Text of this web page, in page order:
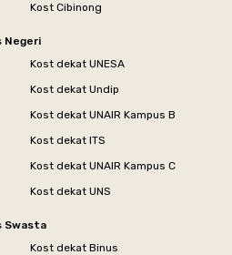
Kost Cibinong
Negeri
Kost dekat UNESA
Kost dekat Undip
Kost dekat UNAIR Kampus B
Kost dekat ITS
Kost dekat UNAIR Kampus C
Kost dekat UNS
Swasta
Kost dekat Binus